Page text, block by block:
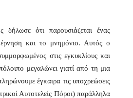
ότι παρουσιάζεται ένας
και το μνημόνιο. Αυτός ο
στις εγκυκλίους και
μεγαλώνει γιατί από τη μια
έγκαιρα τις υποχρεώσεις
Αυτοτελείς Πόροι) παράλληλα